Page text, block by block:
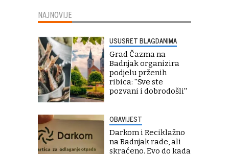
NAJNOVIJE
USUSRET BLAGDANIMA
Grad Čazma na
Badnjak organizira
podjelu prženih
ribica: ''Sve ste
pozvani i dobrodošli''
OBAVIJEST
Darkom i Reciklažno
na Badnjak rade, ali
skraćeno. Evo do kada